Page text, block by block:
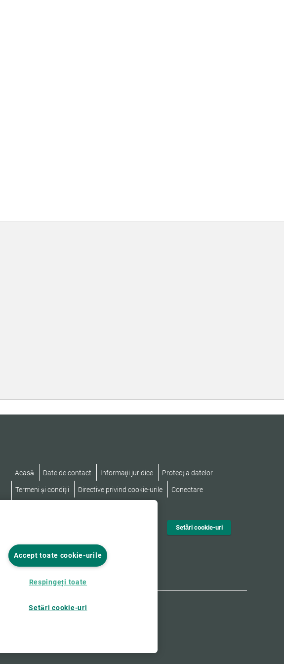
Acasă Date de contact Informaţii juridice Protecţia datelor
Termeni și condiții Directive privind cookie-urile Conectare
Setări cookie-uri
Accept toate cookie-urile
Respingeți toate
Setări cookie-uri